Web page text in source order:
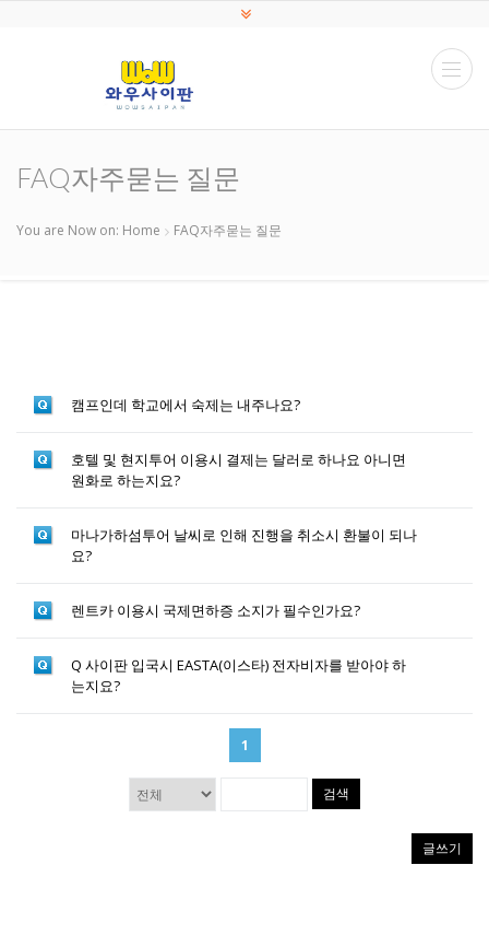
FAQ자주묻는 질문
You are Now on: Home FAQ자주묻는 질문
캠프인데 학교에서 숙제는 내주나요?
호텔 및 현지투어 이용시 결제는 달러로 하나요 아니면
원화로 하는지요?
마나가하섬투어 날씨로 인해 진행을 취소시 환불이 되나
요?
렌트카 이용시 국제면하증 소지가 필수인가요?
Q 사이판 입국시 EASTA(이스타) 전자비자를 받아야 하
는지요?
1
검색
글쓰기